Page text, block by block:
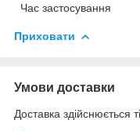
Час застосування
Приховати
Умови доставки
Доставка здійснюється